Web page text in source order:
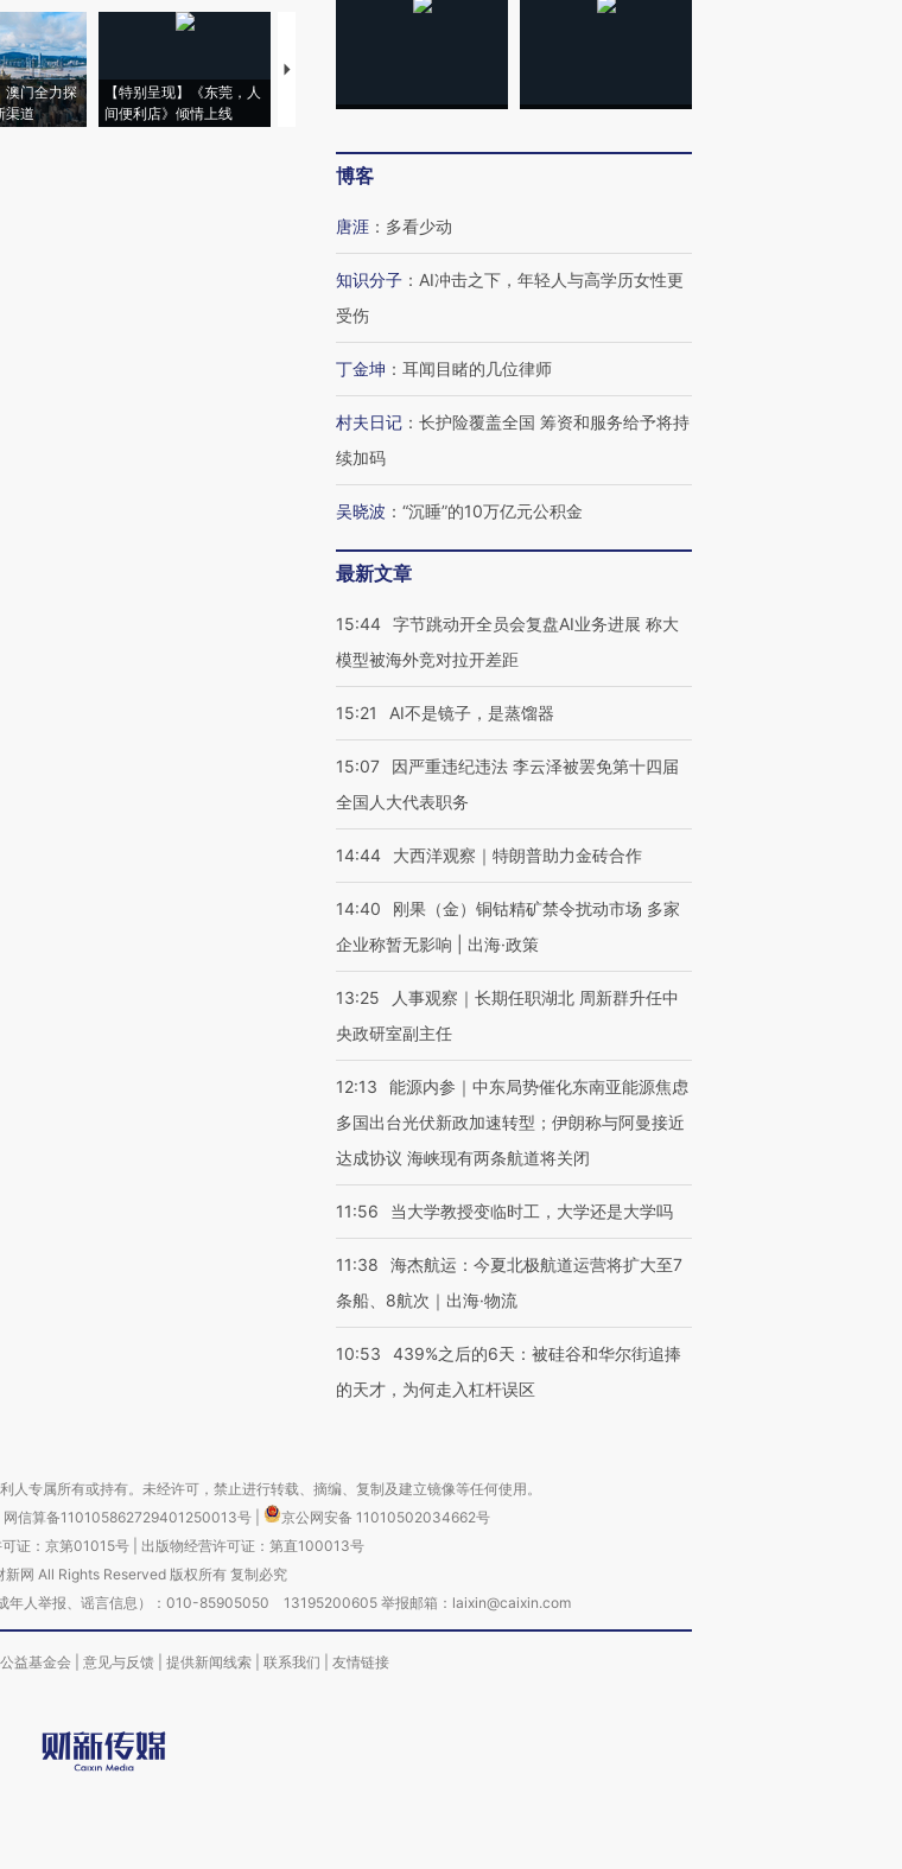
澳门全力探
渠道
【特别呈现】《东莞，人
间便利店》倾情上线
【推广】走进第四届链博
有意思的生活方式·第三对
住三大增长引擎是什么？
博客
唐涯 ： 多看少动
知识分子 ： AI冲击之下，年轻人与高学历女性更
受伤
丁金坤 ： 耳闻目睹的几位律师
村夫日记 ： 长护险覆盖全国 筹资和服务给予将持
续加码
吴晓波 ： “沉睡”的10万亿元公积金
最新文章
15:44 字节跳动开全员会复盘AI业务进展 称大
模型被海外竞对拉开差距
15:21 AI不是镜子，是蒸馏器
15:07
因严重违纪违法 李云泽被罢免第十四届
全国人大代表职务
14:44 大西洋观察｜特朗普助力金砖合作
14:40
刚果（金）铜钴精矿禁令扰动市场 多家
企业称暂无影响 | 出海·政策
13:25
人事观察｜长期任职湖北 周新群升任中
央政研室副主任
12:13
能源内参｜中东局势催化东南亚能源焦虑
多国出台光伏新政加速转型；伊朗称与阿曼接近
达成协议 海峡现有两条航道将关闭
11:56 当大学教授变临时工，大学还是大学吗
11:38
海杰航运：今夏北极航道运营将扩大至7
条船、8航次｜出海·物流
10:53
439%之后的6天：被硅谷和华尔街追捧
的天才，为何走入杠杆误区
人专属所有或持有。未经许可，禁止进行转载、摘编、复制及建立镜像等任何使用。
网信算备110105862729401250013号
京公网安备 11010502034662号
证：京第01015号| 出版物经营许可证：第直100013号
网 All Rights Reserved 版权所有 复制必究
年人举报、谣言信息）：010-85905050 13195200605 举报邮箱：laixin@caixin.com
益基金会 意见与反馈 提供新闻线索 联系我们 友情链接